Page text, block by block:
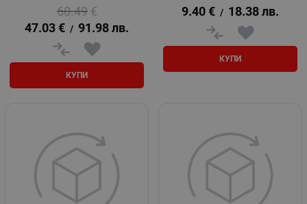
60.49 €
47.03 € / 91.98 лв.
КУПИ
9.40 € / 18.38 лв.
КУПИ